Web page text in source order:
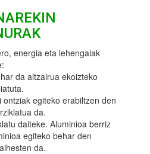
energia eta lehengaiak
da altzairua ekoizteko
egiteko erabiltzen den
da.
daiteke. Aluminioa berriz
egiteko behar den
da.